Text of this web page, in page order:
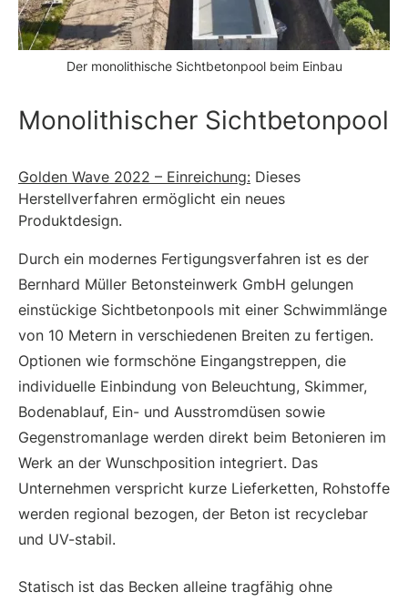
Der monolithische Sichtbetonpool beim Einbau
Monolithischer Sichtbetonpool
Golden Wave 2022 – Einreichung: Dieses
Herstellverfahren ermöglicht ein neues
Produktdesign.
Durch ein modernes Fertigungsverfahren ist es der
Bernhard Müller Betonsteinwerk GmbH gelungen
einstückige Sichtbetonpools mit einer Schwimmlänge
von 10 Metern in verschiedenen Breiten zu fertigen.
Optionen wie formschöne Eingangstreppen, die
individuelle Einbindung von Beleuchtung, Skimmer,
Bodenablauf, Ein- und Ausstromdüsen sowie
Gegenstromanlage werden direkt beim Betonieren im
Werk an der Wunschposition integriert. Das
Unternehmen verspricht kurze Lieferketten, Rohstoffe
werden regional bezogen, der Beton ist recyclebar
und UV-stabil.
Statisch ist das Becken alleine tragfähig ohne